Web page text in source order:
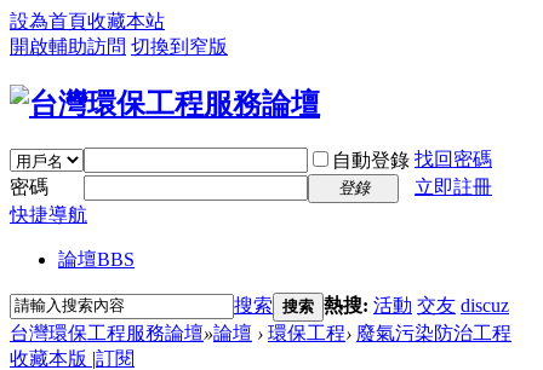
設為首頁收藏本站
開啟輔助訪問 切換到窄版
自動登錄 找回密碼
密碼
登錄
立即註冊
快捷導航
論壇BBS
搜索 搜索 熱搜: 活動 交友 discuz
台灣環保工程服務論壇»論壇 › 環保工程› 廢氣污染防治工程
收藏本版 |訂閱